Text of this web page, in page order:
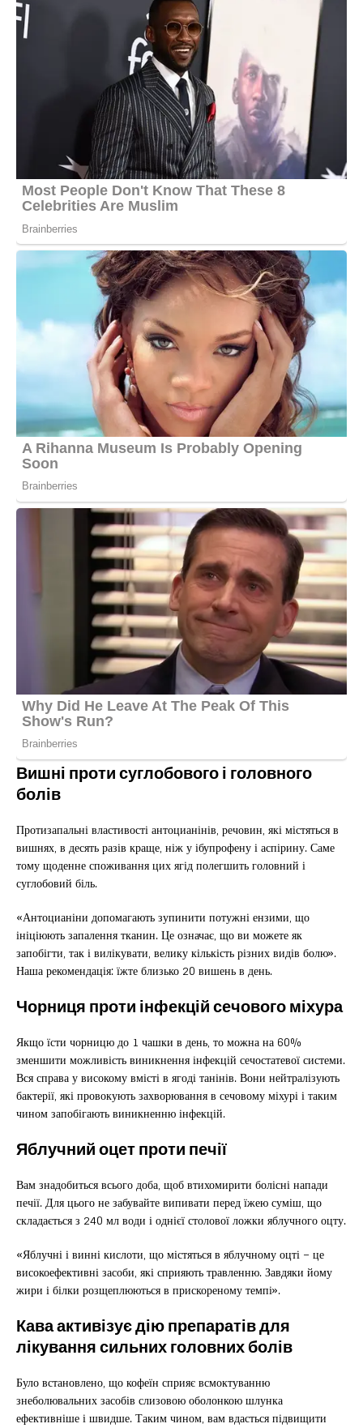
Вишні проти суглобового і головного
болів
Протизапальні властивості антоцианінів, речовин, які містяться в
вишнях, в десять разів краще, ніж у ібупрофену і аспірину. Саме
тому щоденне споживання цих ягід полегшить головний і
суглобовий біль.
«Антоцианіни допомагають зупинити потужні ензими, що
ініціюють запалення тканин. Це означає, що ви можете як
запобігти, так і вилікувати, велику кількість різних видів болю».
Наша рекомендація: їжте близько 20 вишень в день.
Чорниця проти інфекцій сечового міхура
Якщо їсти чорницю до 1 чашки в день, то можна на 60%
зменшити можливість виникнення інфекцій сечостатевої системи.
Вся справа у високому вмісті в ягоді танінів. Вони нейтралізують
бактерії, які провокують захворювання в сечовому міхурі і таким
чином запобігають виникненню інфекцій.
Яблучний оцет проти печії
Вам знадобиться всього доба, щоб втихомирити болісні напади
печії. Для цього не забувайте випивати перед їжею суміш, що
складається з 240 мл води і однієї столової ложки яблучного оцту.
«Яблучні і винні кислоти, що містяться в яблучному оцті – це
високоефективні засоби, які сприяють травленню. Завдяки йому
жири і білки розщеплюються в прискореному темпі».
Кава активізує дію препаратів для
лікування сильних головних болів
Було встановлено, що кофеїн сприяє всмоктуванню
знеболювальних засобів слизовою оболонкою шлунка
ефективніше і швидше. Таким чином, вам вдасться підвищити